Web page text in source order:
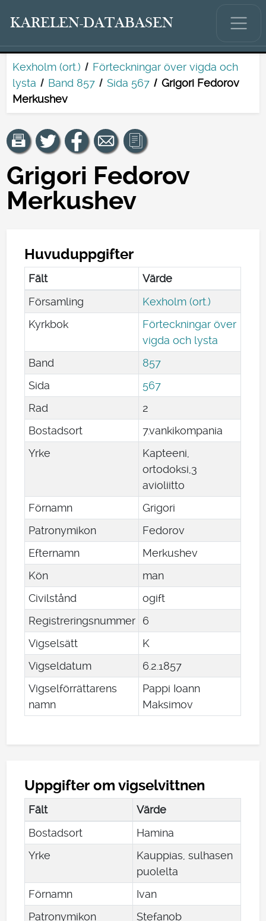
KARELEN-DATABASEN
Kexholm (ort.)
Förteckningar över vigda och
lysta
Band 857 Sida 567
Grigori Fedorov
Merkushev
Grigori Fedorov
Merkushev
Huvuduppgifter
Fält
Värde
Församling
Kexholm (ort.)
Kyrkbok
Förteckningar över
vigda och lysta
Band
857
Sida
567
Rad
2
Bostadsort
7.vankikompania
Yrke
Kapteeni,
ortodoksi,3
avioliitto
Förnamn
Grigori
Patronymikon
Fedorov
Efternamn
Merkushev
Kön
man
Civilstånd
ogift
Registreringsnummer
6
Vigselsätt
K
Vigseldatum
6 21857
Vigselförrättarens
namn
Pappi Ioann
Maksimov
Uppgifter om vigselvittnen
Fält
Värde
Bostadsort
Hamina
Yrke
Kauppias, sulhasen
puolelta
Förnamn
Ivan
Patronymikon
Stefanob